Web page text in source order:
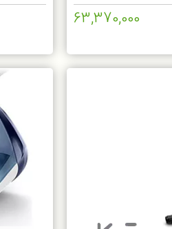
63,370,000